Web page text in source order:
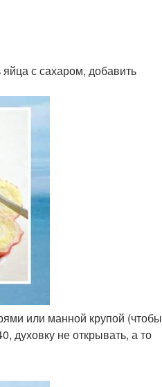
с сахаром, добавить
или манной крупой (чтобы
духовку не открывать, а то